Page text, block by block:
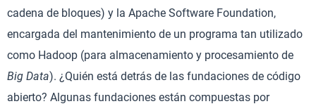
cadena de bloques) y la Apache Software Foundation,
encargada del mantenimiento de un programa tan utilizado
como Hadoop (para almacenamiento y procesamiento de
Big Data). ¿Quién está detrás de las fundaciones de código
abierto? Algunas fundaciones están compuestas por